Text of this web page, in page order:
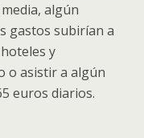
algún
gastos subirían a
y
o asistir a algún
euros diarios.